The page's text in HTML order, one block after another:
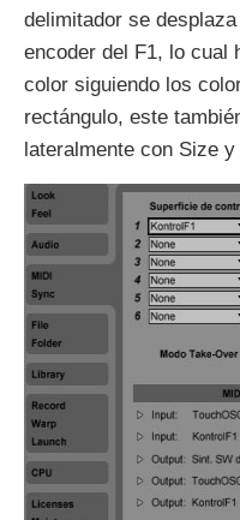
delimitador se
encoder del F1, lo cual
color siguiendo los
rectángulo, este
lateralmente con Size